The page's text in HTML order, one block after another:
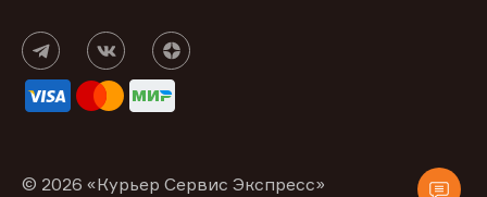
© 2026 «Курьер Сервис Экспресс»